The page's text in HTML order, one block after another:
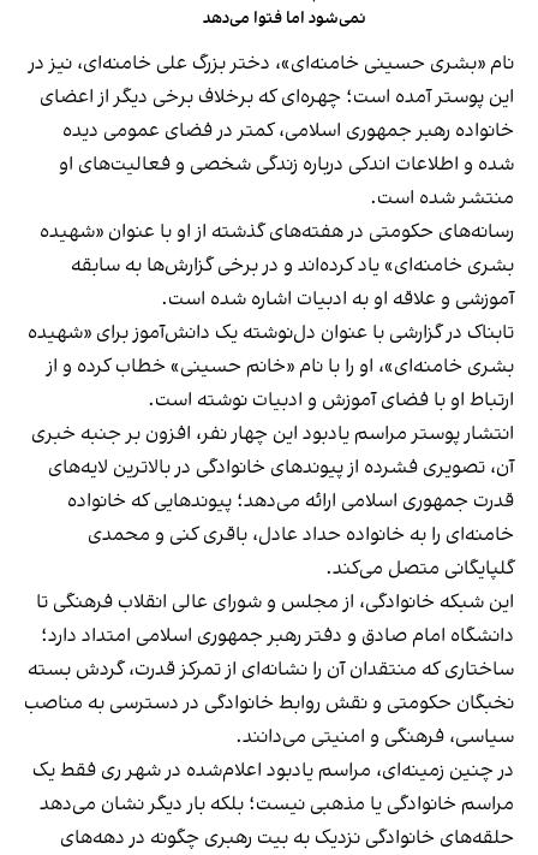
نمی‌شود اما فتوا می‌دهد
نام «بشری حسینی خامنه‌ای»، دختر بزرگ علی خامنه‌ای، نیز در
این پوستر آمده است؛ چهره‌ای که برخلاف برخی دیگر از اعضای
خانواده رهبر جمهوری اسلامی، کمتر در فضای عمومی دیده
شده و اطلاعات اندکی درباره زندگی شخصی و فعالیت‌های او
منتشر شده است.
رسانه‌های حکومتی در هفته‌های گذشته از او با عنوان «شهیده
بشری خامنه‌ای» یاد کرده‌اند و در برخی گزارش‌ها به سابقه
آموزشی و علاقه او به ادبیات اشاره شده است.
تابناک در گزارشی با عنوان دل‌نوشته یک دانش‌آموز برای «شهیده
بشری خامنه‌ای»، او را با نام «خانم حسینی» خطاب کرده و از
ارتباط او با فضای آموزش و ادبیات نوشته است.
انتشار پوستر مراسم یادبود این چهار نفر، افزون بر جنبه خبری
آن، تصویری فشرده از پیوندهای خانوادگی در بالاترین لایه‌های
قدرت جمهوری اسلامی ارائه می‌دهد؛ پیوندهایی که خانواده
خامنه‌ای را به خانواده حداد عادل، باقری کنی و محمدی
گلپایگانی متصل می‌کند.
این شبکه خانوادگی، از مجلس و شورای عالی انقلاب فرهنگی تا
دانشگاه امام صادق و دفتر رهبر جمهوری اسلامی امتداد دارد؛
ساختاری که منتقدان آن را نشانه‌ای از تمرکز قدرت، گردش بسته
نخبگان حکومتی و نقش روابط خانوادگی در دسترسی به مناصب
سیاسی، فرهنگی و امنیتی می‌دانند.
در چنین زمینه‌ای، مراسم یادبود اعلام‌شده در شهر ری فقط یک
مراسم خانوادگی یا مذهبی نیست؛ بلکه بار دیگر نشان می‌دهد
حلقه‌های خانوادگی نزدیک به بیت رهبری چگونه در دهه‌های